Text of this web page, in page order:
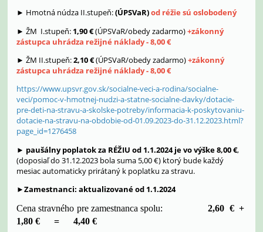
► Hmotná núdza II.stupeň:(ÚPSVaR)od réžie sú oslobodený
► ŽM I.stupeň: 1,90 €(ÚPSVaR/obedy zadarmo)+zákonný
zástupca uhrádza režijné náklady - 8,00 €
► ŽM II.stupeň:2,10 €(ÚPSVaR/obedy zadarmo)+zákonný
zástupca uhrádza režijné náklady - 8,00 €
https://www.upsvr.gov.sk/socialne-veci-a-rodina/socialne-
veci/pomoc-v-hmotnej-nudzi-a-statne-socialne-davky/dotacie-
pre-deti-na-stravu-a-skolske-potreby/informacia-k-poskytovaniu-
dotacie-na-stravu-na-obdobie-od-01.09.2023-do-31.12.2023.html?
page_id=1276458
► paušálny poplatok za RÉŽIU od 1.1.2024 je vo výške 8,00 €,
(doposiaľ do 31.12.2023 bola suma 5,00 €) ktorý bude každý
mesiac automaticky prirátaný k poplatku za stravu.
►Zamestnanci: aktualizované od 1.1.2024
Cena stravného pre zamestnanca spolu:2,60 € +
1,80 € = 4,40 €